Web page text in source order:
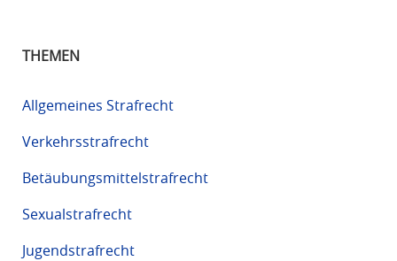
THEMEN
Allgemeines Strafrecht
Verkehrsstrafrecht
Betäubungsmittelstrafrecht
Sexualstrafrecht
Jugendstrafrecht